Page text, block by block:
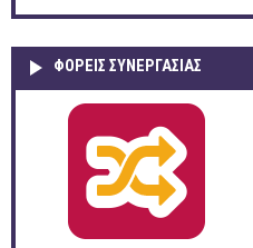
ΦΟΡΕΙΣ ΣΥΝΕΡΓΑΣΙΑΣ